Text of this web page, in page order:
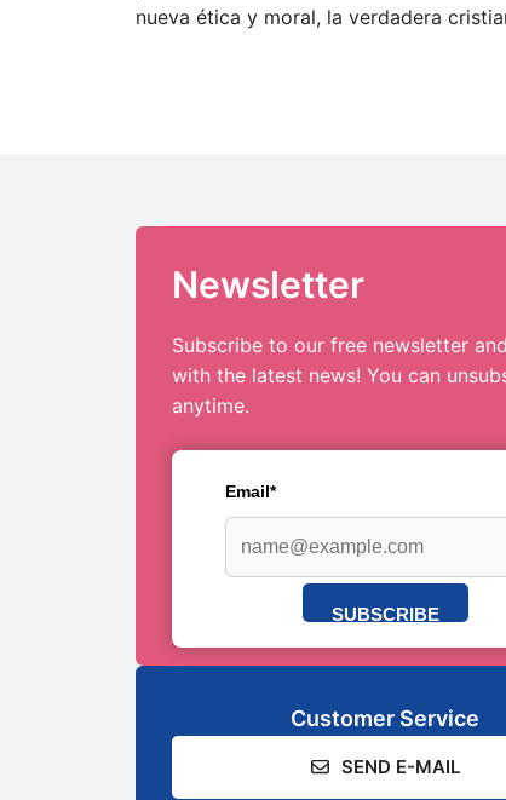
nueva ética y moral, la verdadera
Newsletter
Subscribe to our free newsletter
with the latest news! You can
anytime.
Email*
SUBSCRIBE
Customer Service
SEND E-MAIL